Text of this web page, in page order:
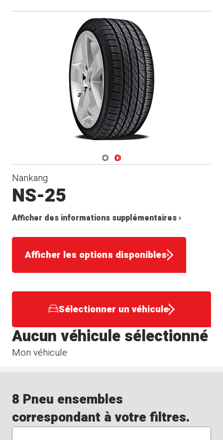
Navigate 1
Navigate 2
Nankang
NS-25
Afficher des informations supplémentaires ›
Afficher les options disponibles
Sélectionner un véhicule
Mon véhicule
Aucun véhicule sélectionné
8 Pneu ensembles
correspondant à votre filtres.